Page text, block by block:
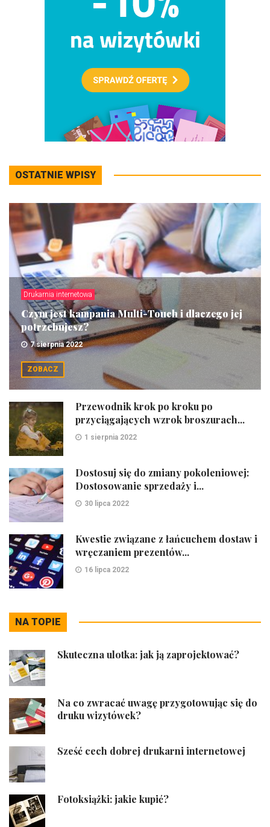
OSTATNIE WPISY
Drukarnia internetowa
Czym jest kampania Multi-Touch i dlaczego jej
potrzebujesz?
7 sierpnia 2022
ZOBACZ
Przewodnik krok po kroku po
przyciągających wzrok broszurach...
1 sierpnia 2022
Dostosuj się do zmiany pokoleniowej:
Dostosowanie sprzedaży i...
30 lipca 2022
Kwestie związane z łańcuchem dostaw i
wręczaniem prezentów...
16 lipca 2022
NA TOPIE
Skuteczna ulotka: jak ją zaprojektować?
Na co zwracać uwagę przygotowując się do
druku wizytówek?
Sześć cech dobrej drukarni internetowej
Fotoksiążki: jakie kupić?